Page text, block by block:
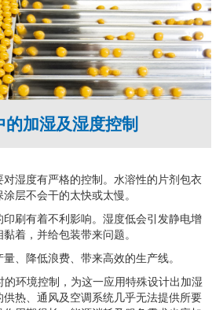
的加湿及湿度控制
湿度有严格的控制。水溶性的片剂包衣
层不会干的太快或太慢。
刷有着不利影响。湿度低会引发静电增
着，并给包装带来问题。
、降低浪费、带来高效的生产线。
的环境控制，为这一应用特殊设计出加湿
热、通风及空调系统几乎无法提供所要